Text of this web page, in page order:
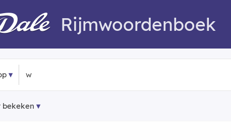
Rijmwoordenboek
bekeken